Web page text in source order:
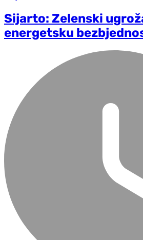
Sijarto: Zelenski
energetsku